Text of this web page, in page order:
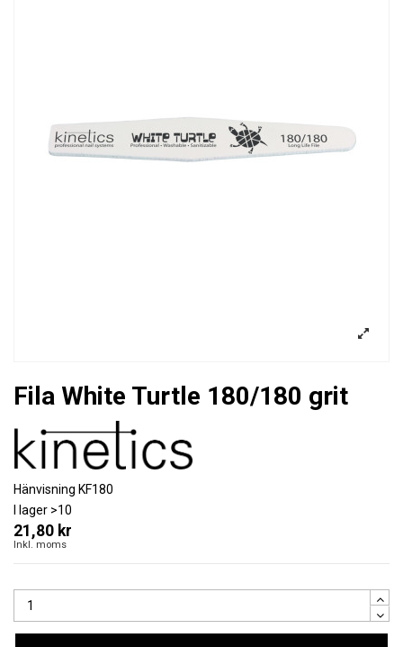
Fila White Turtle 180/180 grit
Hänvisning KF180
I lager >10
21,80 kr
Inkl. moms